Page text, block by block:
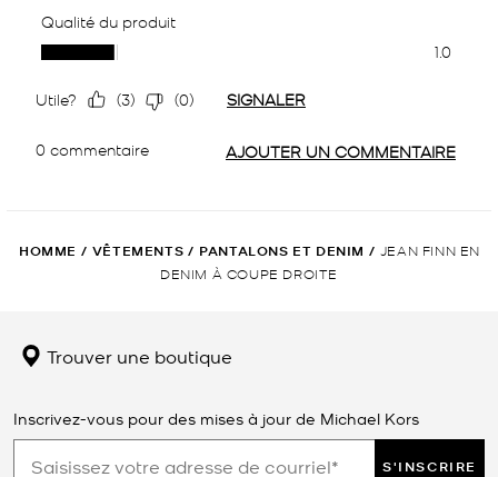
HOMME / VÊTEMENTS / PANTALONS ET DENIM / JEAN FINN EN
DENIM À COUPE DROITE
Trouver une boutique
Inscrivez-vous pour des mises à jour de Michael Kors
S'INSCRIRE